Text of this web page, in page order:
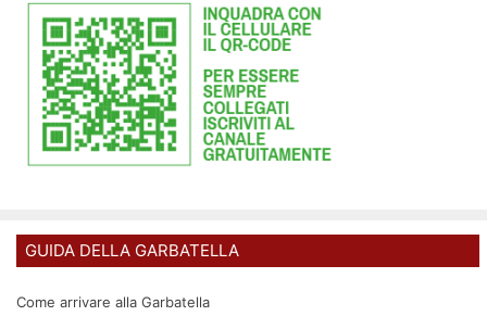
GUIDA DELLA GARBATELLA
Come arrivare alla Garbatella